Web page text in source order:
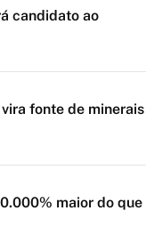
candidato ao
fonte de minerais
maior do que